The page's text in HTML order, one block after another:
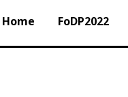
Home FoDP2022